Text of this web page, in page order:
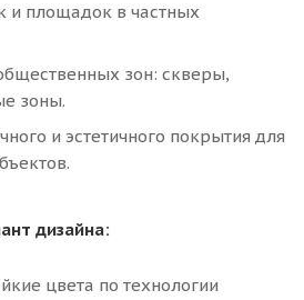
площадок в частных
зон: скверы,
зоны.
и эстетичного покрытия для
дизайна:
цвета по технологии